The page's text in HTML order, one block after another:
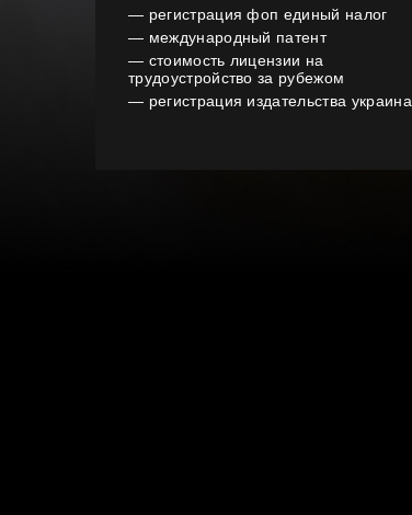
— регистрация фоп единый налог
— международный патент
— стоимость лицензии на
трудоустройство за рубежом
— регистрация издательства украина